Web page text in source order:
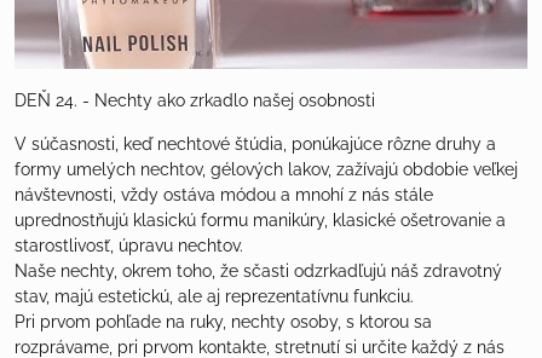
DEŇ 24. - Nechty ako zrkadlo našej osobnosti
V súčasnosti, keď nechtové štúdia, ponúkajúce rôzne druhy a
formy umelých nechtov, gélových lakov, zažívajú obdobie veľkej
návštevnosti, vždy ostáva módou a mnohí z nás stále
uprednostňujú klasickú formu manikúry, klasické ošetrovanie a
starostlivosť, úpravu nechtov.
Naše nechty, okrem toho, že sčasti odzrkadľujú náš zdravotný
stav, majú estetickú, ale aj reprezentatívnu funkciu.
Pri prvom pohľade na ruky, nechty osoby, s ktorou sa
rozprávame, pri prvom kontakte, stretnutí si určite každý z nás